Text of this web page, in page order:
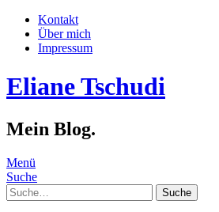
Kontakt
Über mich
Impressum
Eliane Tschudi
Mein Blog.
Menü
Suche
Suche